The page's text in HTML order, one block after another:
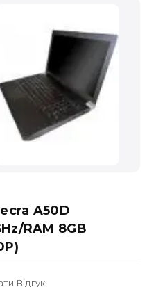
A50D
RAM 8GB
Відгук